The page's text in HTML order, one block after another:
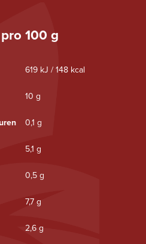
100 g
619 kJ / 148 kcal
10 g
0,1 g
5,1 g
0,5 g
7,7 g
2,6 g